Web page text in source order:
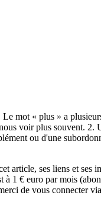
Le mot « plus » a
voir plus souvent.
ou d'une
article, ses liens et ses
1 € euro par mois
de vous connecter